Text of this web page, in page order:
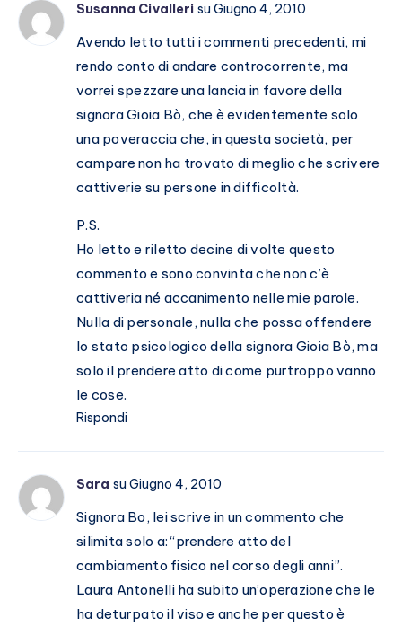
Susanna Civalleri su Giugno 4, 2010
Avendo letto tutti i commenti precedenti, mi
rendo conto di andare controcorrente, ma
vorrei spezzare una lancia in favore della
signora Gioia Bò, che è evidentemente solo
una poveraccia che, in questa società, per
campare non ha trovato di meglio che scrivere
cattiverie su persone in difficoltà.
P.S.
Ho letto e riletto decine di volte questo
commento e sono convinta che non c’è
cattiveria né accanimento nelle mie parole.
Nulla di personale, nulla che possa offendere
lo stato psicologico della signora Gioia Bò, ma
solo il prendere atto di come purtroppo vanno
le cose.
Rispondi
Sara su Giugno 4, 2010
Signora Bo, lei scrive in un commento che
silimita solo a: “prendere atto del
cambiamento fisico nel corso degli anni”.
Laura Antonelli ha subito un’operazione che le
ha deturpato il viso e anche per questo è